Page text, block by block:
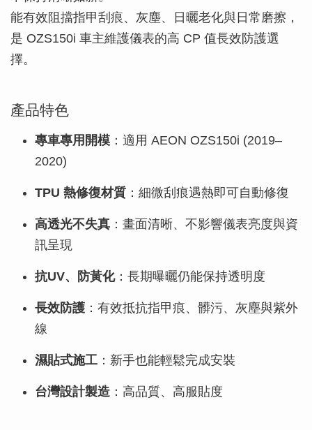
能有效阻擋指甲刮痕、灰塵、日曬老化與日常磨擦，
是 OZS150i 車主維護儀表的高 CP 值長效防護選
擇。
產品特色
專車專用開模 ：適用 AEON OZS150i (2019–
2020)
TPU 熱修復材質 ：細微刮痕遇熱即可自動修復
高透光不失真 ：畫面清晰、不影響儀表亮度與資
訊呈現
抗UV、防黃化：長期曝曬仍能保持透明度
長效防護 ：有效抵抗指甲痕、髒污、灰塵與紫外
線
濕貼式施工 ：新手也能輕鬆完成安裝
台灣設計製造 ：高品質、高服貼度